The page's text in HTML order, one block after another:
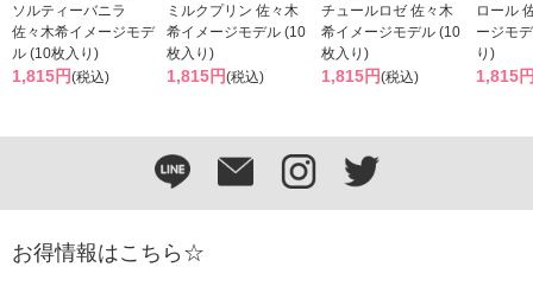
ソルティーバニラ
佐々木希イメージモデ
ル (10枚入り)
1,815円(税込)
ミルクプリン 佐々木
希イメージモデル (10
枚入り)
1,815円(税込)
チュールロゼ 佐々木
希イメージモデル (10
枚入り)
1,815円(税込)
ロール
ージモ
り)
1,815
お得情報はこちら☆